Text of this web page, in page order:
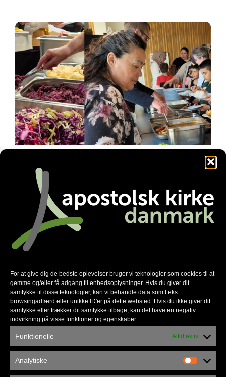
For at give dig de bedste oplevelser bruger vi teknologier som cookies til at
gemme og/eller få adgang til enhedsoplysninger. Hvis du giver dit
samtykke til disse teknologier, kan vi behandle data som f.eks.
browsingadfærd eller unikke ID'er på dette websted. Hvis du ikke giver dit
samtykke eller trækker dit samtykke tilbage, kan det have en negativ
indvirkning på visse funktioner og egenskaber.
Funktionelle Altid aktiv
Analytiske
Københavns Frikirke flytter ind i
Vandværket